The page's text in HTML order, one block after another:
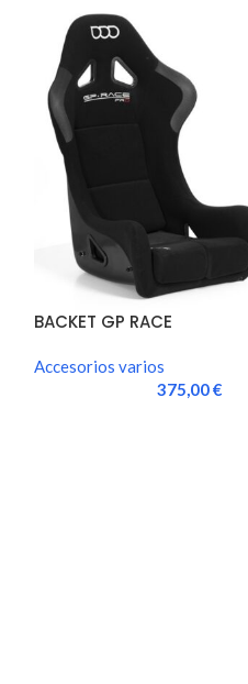
BACKET GP RACE
Accesorios varios
375,00€